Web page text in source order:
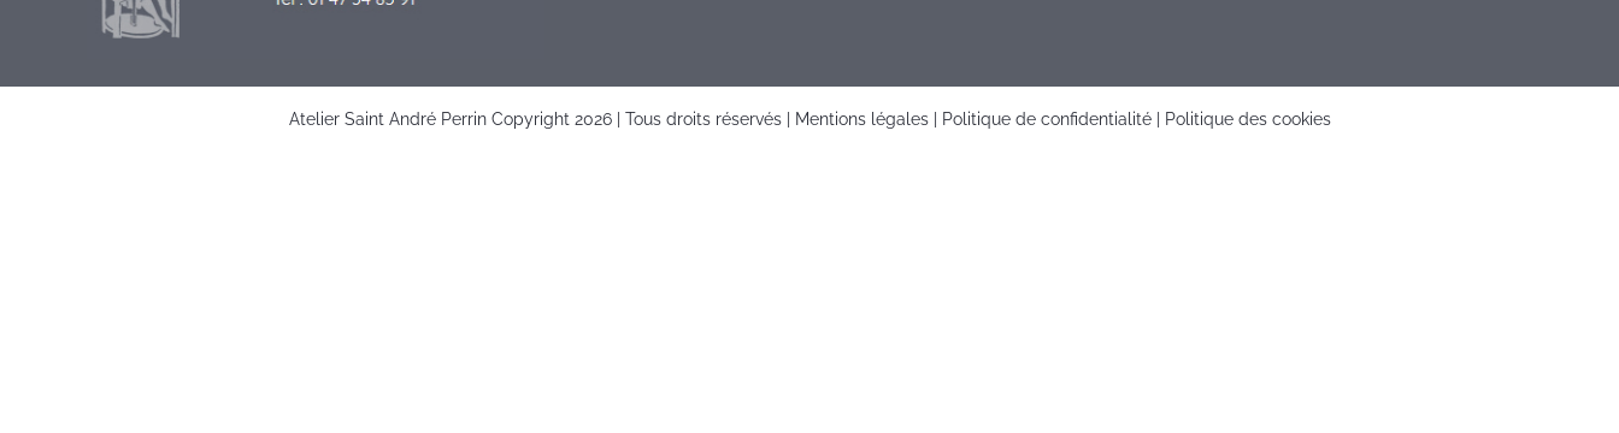
Atelier Saint André Perrin Copyright 2026 | Tous droits réservés | Mentions légales| Politique de confidentialité| Politique des cookies